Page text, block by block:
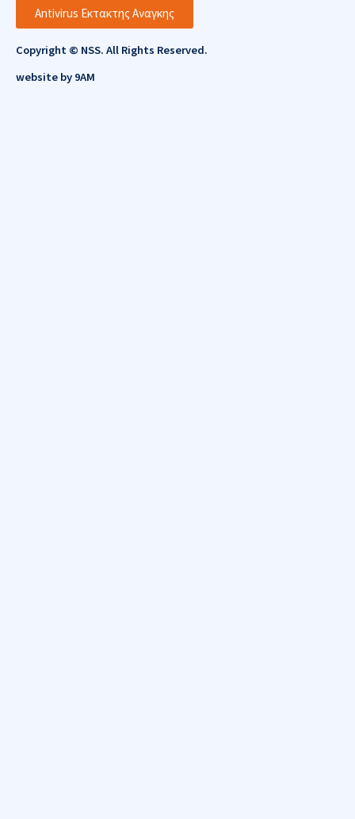
Antivirus Εκτακτης Αναγκης
Copyright © NSS. All Rights Reserved.
website by 9AM